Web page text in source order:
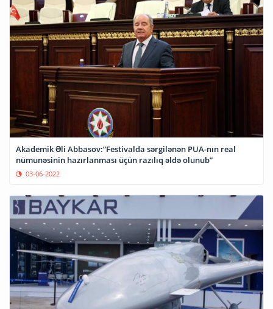
Akademik Əli Abbasov:”Festivalda sərgilənən PUA-nın real
nümunəsinin hazırlanması üçün razılıq əldə olunub”
03-06-2022